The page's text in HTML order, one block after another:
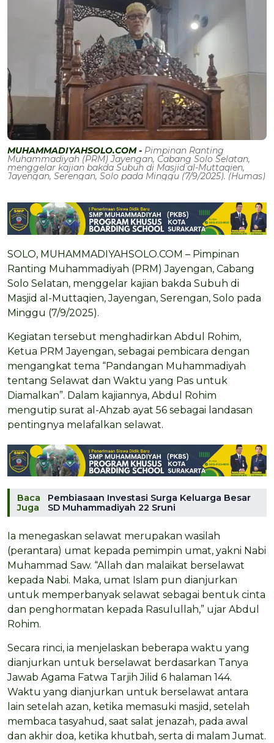
MUHAMMADIYAHSOLO.COM - Pimpinan Ranting
Muhammadiyah (PRM) Jayengan, Cabang Solo Selatan,
menggelar kajian bakda Subuh di Masjid al-Muttaqien,
Jayengan, Serengan, Solo pada Minggu (7/9/2025). (Humas)
SOLO, MUHAMMADIYAHSOLO.COM – Pimpinan
Ranting Muhammadiyah (PRM) Jayengan, Cabang
Solo Selatan, menggelar kajian bakda Subuh di
Masjid al-Muttaqien, Jayengan, Serengan, Solo pada
Minggu (7/9/2025).
Kegiatan tersebut menghadirkan Abdul Rohim,
Ketua PRM Jayengan, sebagai pembicara dengan
mengangkat tema “Pandangan Muhammadiyah
tentang Selawat dan Waktu yang Pas untuk
Diamalkan”. Dalam kajiannya, Abdul Rohim
mengutip surat al-Ahzab ayat 56 sebagai landasan
pentingnya melafalkan selawat.
Baca
Juga
Pembiasaan Investasi Surga Keluarga Besar
SD Muhammadiyah 22 Sruni
Ia menegaskan selawat merupakan wasilah
(perantara) umat kepada pemimpin umat, yakni Nabi
Muhammad Saw. “Allah dan malaikat berselawat
kepada Nabi. Maka, umat Islam pun dianjurkan
untuk memperbanyak selawat sebagai bentuk cinta
dan penghormatan kepada Rasulullah,” ujar Abdul
Rohim.
Secara rinci, ia menjelaskan beberapa waktu yang
dianjurkan untuk berselawat berdasarkan Tanya
Jawab Agama Fatwa Tarjih Jilid 6 halaman 144.
Waktu yang dianjurkan untuk berselawat antara
lain setelah azan, ketika memasuki masjid, setelah
membaca tasyahud, saat salat jenazah, pada awal
dan akhir doa, ketika khutbah, serta di malam Jumat.